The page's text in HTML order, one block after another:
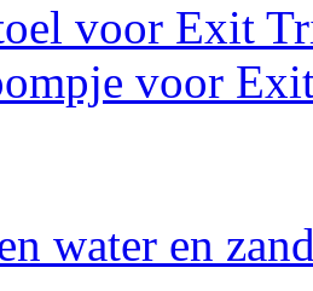
voor Exit
voor
water en